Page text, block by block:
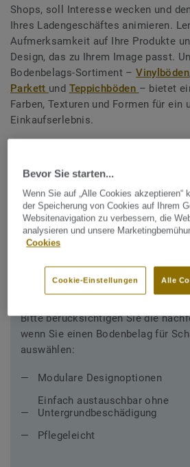
Shops, soll Interesse wecken und
Ihres Ladengeschäftes animieren.
Aufmerksamkeit auf Ihre Produkte
Design, das zu Ihrem Image passt.
Bodenbelags-Sortiment –Vinylböden,
Parkett und Teppichböden – bietet
Farben, Texturen und Formen für ein
Einkaufserlebnis.
Hauptanforderungen
Bitte berücksichtigen Sie die
wenn Sie einen Bodenbelag für
auswählen:
Modulare Designoptionen
Einfach austauschbar ohne
Untergrundbeschädigung
Pflegeleicht
Bevor Sie starten...
Wenn Sie auf „Alle Cookies akzeptieren“
der Speicherung von Cookies auf Ihrem
Websitenavigation zu verbessern, die
analysieren und unsere
Cookies
Alle
Cookie-Einstellungen